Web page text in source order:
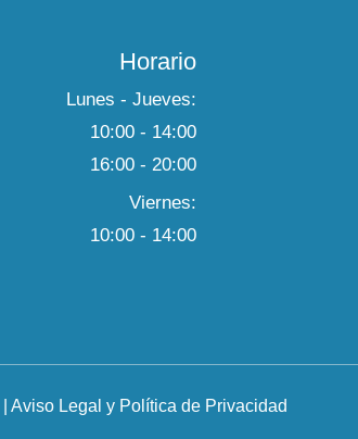
Horario
Lunes - Jueves:
10:00 - 14:00
16:00 - 20:00
Viernes:
10:00 - 14:00
Aviso Legal y Política de Privacidad